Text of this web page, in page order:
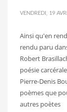
VENDREDI, 19
Ainsi qu'en
rendu paru
Robert
poésie
Pierre-Denis
poèmes que
autres poètes